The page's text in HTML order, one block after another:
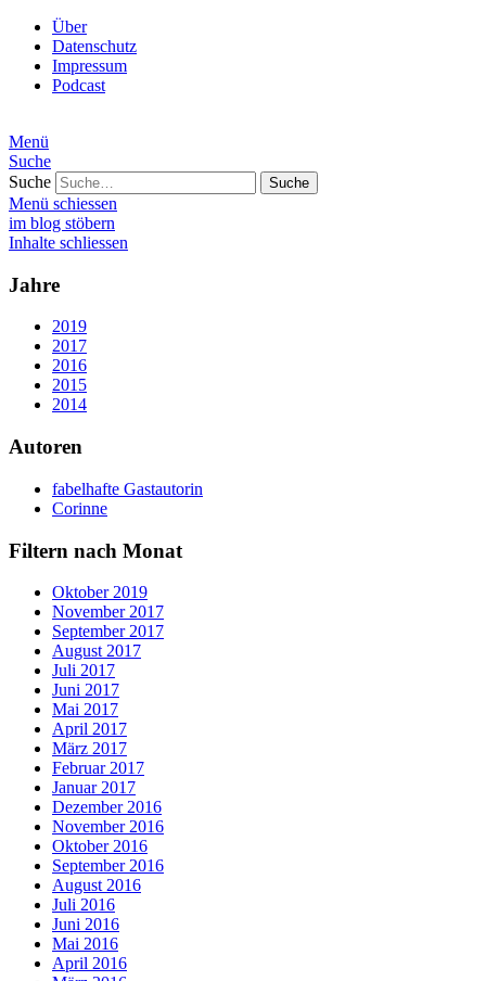
Über
Datenschutz
Impressum
Podcast
Menü
Suche
Suche
Menü schiessen
im blog stöbern
Inhalte schliessen
Jahre
2019
2017
2016
2015
2014
Autoren
fabelhafte Gastautorin
Corinne
Filtern nach Monat
Oktober 2019
November 2017
September 2017
August 2017
Juli 2017
Juni 2017
Mai 2017
April 2017
März 2017
Februar 2017
Januar 2017
Dezember 2016
November 2016
Oktober 2016
September 2016
August 2016
Juli 2016
Juni 2016
Mai 2016
April 2016